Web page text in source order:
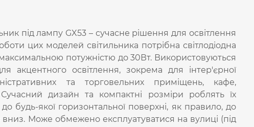
під лампу GX53 – сучасне рішення для освітлення
цих моделей світильника потрібна світлодіодна
потужністю до 30Вт. Використовуються
акцентного освітлення, зокрема для інтер'єрної
та торговельних приміщень, кафе,
Сучасний дизайн та компактні розміри роблять їх
будь-якої горизонтальної поверхні, як правило, до
вниз. Може обмежено експлуатуватися на вулиці (під